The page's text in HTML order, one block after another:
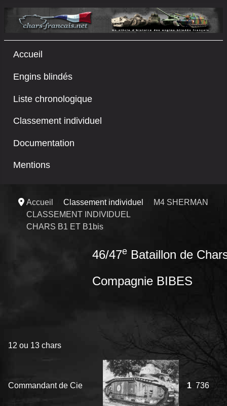
Accueil
Engins blindés
Liste chronologique
Classement individuel
Documentation
Mentions
Accueil Classement individuel
M4 SHERMAN
CLASSEMENT INDIVIDUEL
CHARS B1 ET B1bis
46/47e Bataillon de
Compagnie BIBES
12 ou 13 chars
Commandant de Cie 1 736